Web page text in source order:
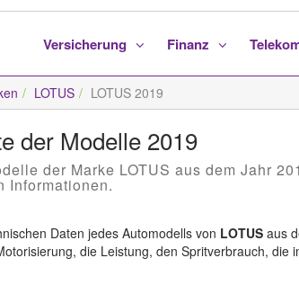
Versicherung Finanz
LOTUS LOTUS 2019
der Modelle 2019
der Marke LOTUS aus dem Jahr
Informationen.
Daten jedes Automodells von LOTUS aus
die Leistung, den Spritverbrauch, die